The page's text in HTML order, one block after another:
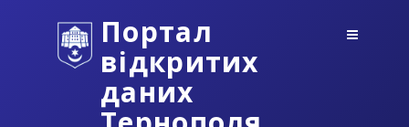
Портал
відкритих
даних